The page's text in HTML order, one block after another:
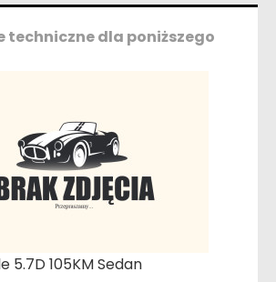
techniczne dla poniższego
5.7D 105KM Sedan